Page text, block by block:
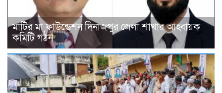
মাটির মা ফাউন্ডেশন দিনাজপুর জেলা শাখার আহ্বায়ক
কমিটি গঠন